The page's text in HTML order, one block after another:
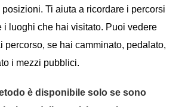
Ti aiuta a ricordare i percorsi
i luoghi che hai visitato. Puoi vedere
percorso, se hai camminato, pedalato,
i mezzi pubblici.
è disponibile solo se sono